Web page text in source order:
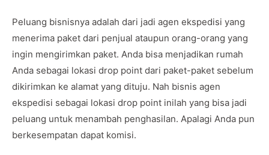
Peluang bisnisnya adalah dari jadi agen ekspedisi yang
menerima paket dari penjual ataupun orang-orang yang
ingin mengirimkan paket. Anda bisa menjadikan rumah
Anda sebagai lokasi drop point dari paket-paket sebelum
dikirimkan ke alamat yang dituju. Nah bisnis agen
ekspedisi sebagai lokasi drop point inilah yang bisa jadi
peluang untuk menambah penghasilan. Apalagi Anda pun
berkesempatan dapat komisi.